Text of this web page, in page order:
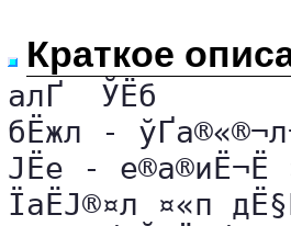
Краткое
а­лҐ  ЎЁб
бЁ­жл -
ЈЁе - е®а®иЁ¬Ё
ЇаЁЈ®¤­л ¤«п